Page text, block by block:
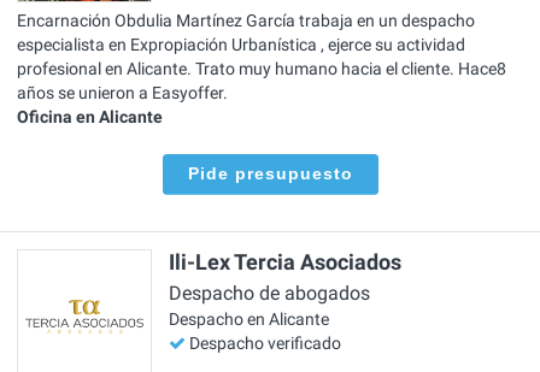
Encarnación Obdulia Martínez García trabaja en un despacho
especialista en Expropiación Urbanística , ejerce su actividad
profesional en Alicante. Trato muy humano hacia el cliente. Hace8
años se unieron a Easyoffer.
Oficina en Alicante
Pide presupuesto
Ili-Lex Tercia Asociados
Despacho de abogados
Despacho en Alicante
Despacho verificado